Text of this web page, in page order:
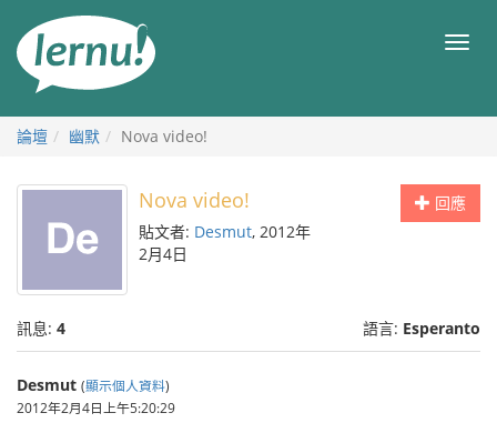
目
論壇 幽默 Nova video!
回應
Nova video!
貼文者: Desmut, 2012年
2月4日
訊息: 4 語言: Esperanto
Desmut (顯示個人資料)
2012年2月4日上午5:20:29